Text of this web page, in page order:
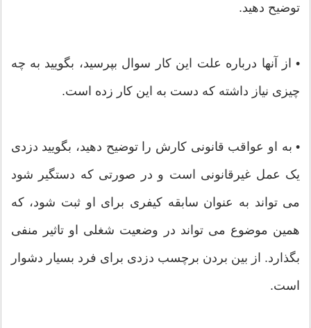
توضیح دهید.
• از آنها درباره علت این کار سوال بپرسید، بگویید به چه
چیزی نیاز داشته که دست به این کار زده است.
• به او عواقب قانونی کارش را توضیح دهید، بگویید دزدی
یک عمل غیرقانونی است و در صورتی که دستگیر شود
می تواند به عنوان سابقه کیفری برای او ثبت شود، که
همین موضوع می تواند در وضعیت شغلی او تاثیر منفی
بگذارد. از بین بردن برچسب دزدی برای فرد بسیار دشوار
است.